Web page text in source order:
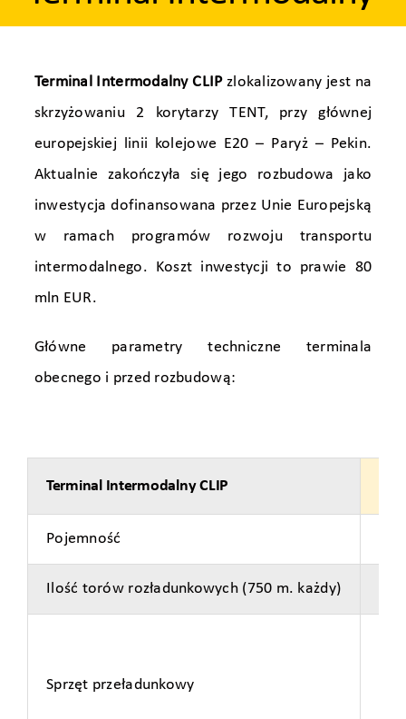
Terminal Intermodalny CLIPzlokalizowany jest na
skrzyżowaniu 2 korytarzy TENT, przy głównej
europejskiej linii kolejowe E20 – Paryż – Pekin.
Aktualnie zakończyła się jego rozbudowa jako
inwestycja dofinansowana przez Unie Europejską
w ramach programów rozwoju transportu
intermodalnego. Koszt inwestycji to prawie 80
mln EUR.
Główne parametry techniczne terminala
obecnego i przed rozbudową:
Terminal Intermodalny CLIP
Pojemność
Ilość torów rozładunkowych (750 m. każdy)
Sprzęt przeładunkowy